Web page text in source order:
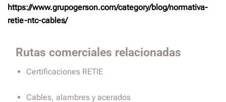
https://www.grupogerson.com/category/blog/normativa-
retie-ntc-cables/
Rutas comerciales relacionadas
Certificaciones RETIE
Cables, alambres y acerados